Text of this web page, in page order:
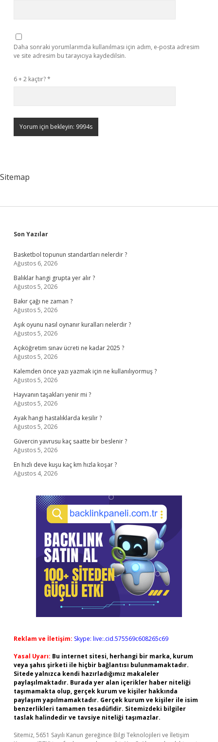
Daha sonraki yorumlarımda kullanılması için adım, e-posta adresim
ve site adresim bu tarayıcıya kaydedilsin.
6 + 2 kaçtır?*
Sitemap
Sidebar
Son Yazılar
Basketbol topunun standartları nelerdir ?
Ağustos 6, 2026
Balıklar hangi grupta yer alır ?
Ağustos 5, 2026
Bakır çağı ne zaman ?
Ağustos 5, 2026
Aşık oyunu nasıl oynanır kuralları nelerdir ?
Ağustos 5, 2026
Açıköğretim sınav ücreti ne kadar 2025 ?
Ağustos 5, 2026
Kalemden önce yazı yazmak için ne kullanılıyormuş ?
Ağustos 5, 2026
Hayvanın taşakları yenir mi ?
Ağustos 5, 2026
Ayak hangi hastalıklarda kesilir ?
Ağustos 5, 2026
Güvercin yavrusu kaç saatte bir beslenir ?
Ağustos 5, 2026
En hızlı deve kuşu kaç km hızla koşar ?
Ağustos 4, 2026
Reklam ve İletişim: Skype: live:.cid.575569c608265c69
Yasal Uyarı: Bu internet sitesi, herhangi bir marka, kurum
veya şahıs şirketi ile hiçbir bağlantısı bulunmamaktadır.
Sitede yalnızca kendi hazırladığımız makaleler
paylaşılmaktadır. Burada yer alan içerikler haber niteliği
taşımamakta olup, gerçek kurum ve kişiler hakkında
paylaşım yapılmamaktadır. Gerçek kurum ve kişiler ile isim
benzerlikleri tamamen tesadüfidir. Sitemizdeki bilgiler
taslak halindedir ve tavsiye niteliği taşımazlar.
Sitemiz, 5651 Sayılı Kanun gereğince Bilgi Teknolojileri ve İletişim